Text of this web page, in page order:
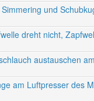
und
dreht nicht,
austauschen
am Luftpresser des